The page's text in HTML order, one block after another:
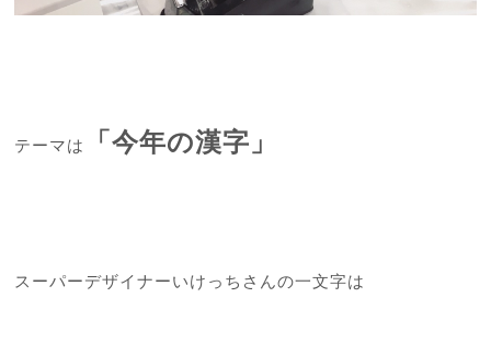
テーマは 「今年の漢字」
スーパーデザイナーいけっちさんの一文字は